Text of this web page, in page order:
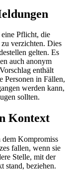
eine Pflicht, die
verzichten. Dies
gelten. Es
auch anonym
enthält
Personen in Fällen,
werden kann,
sollten.
Kontext
dem Kompromiss
fallen, wenn sie
Stelle, mit der
stand, beziehen.